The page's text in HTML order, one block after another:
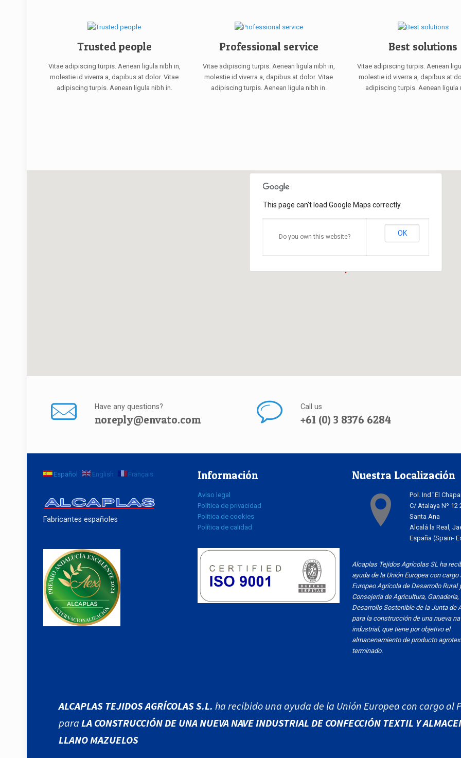
Trusted people
Vitae adipiscing turpis. Aenean ligula nibh in,
molestie id viverra a, dapibus at dolor. Vitae
adipiscing turpis. Aenean ligula nibh in.
Professional service
Vitae adipiscing turpis. Aenean ligula nibh in,
molestie id viverra a, dapibus at dolor. Vitae
adipiscing turpis. Aenean ligula nibh in.
Best solutions
Vitae adipiscing turpis. Aenean
molestie id viverra a, dapibus at
adipiscing turpis. Aenean ligula
This page can't load Google Maps correctly.
Do you own this website? OK
Have any questions?
noreply@envato.com
Call us
+61 (0) 3 8376 6284
Español English Français
Fabricantes españoles
Información
Aviso legal
Política de privacidad
Politica de cookies
Política de calidad
Nuestra Localización
Pol. Ind."El
C/ Atalaya Nº 12
Santa Ana
Alcalá la Real,
España (Spain-
Alcaplas Tejidos Agrícolas SL ha
ayuda de la Unión Europea con cargo
Europeo Agrícola de Desarrollo Rural
Consejería de Agricultura, Ganadería,
Desarrollo Sostenible de la Junta de
para la construcción de una nueva
industrial, que tiene por objetivo el
almacenamiento de producto
terminado.
ALCAPLAS TEJIDOS AGRÍCOLAS S.L. ha recibido una ayuda de la Unión Europea con cargo al
para LA CONSTRUCCIÓN DE UNA NUEVA NAVE INDUSTRIAL DE CONFECCIÓN TEXTIL Y
LLANO MAZUELOS